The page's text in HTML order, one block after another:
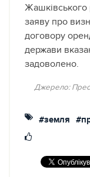
Жашківського
заяву про
договору
держави
задоволено.
Джерело:
#земля